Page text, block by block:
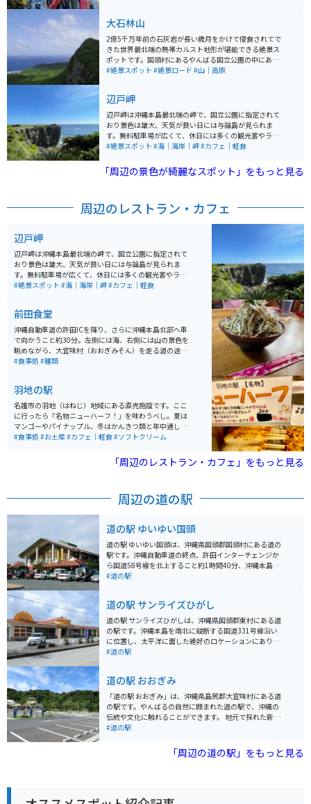
きる。駐車場までの道は登坂で狭い、車やバイクの運転
は徐行して注意が必要です。
大石林山
2億5千万年前の石灰岩が長い歳月をかけて侵食されてで
きた世界最北端の熱帯カルスト地形が堪能できる絶景ス
ポットです。国頭村にあるやんばる国立公園の中にあり
ます。 駐車場があるチケット売り場からバスでスタート
海展望台コース（900m約30分） ・ガジュマル・森林コ
ース（900m約30分） ・バリアフリーコース（600m約2
0分） ガイドツアーもありますが、有料で時間も決まっ
ています。運が良ければ、特別天然記念物のヤンバルク
イナに出会うことができます。 9:30〜16:30（17:30閉
#絶景スポット #絶景ロード #山｜高原
辺戸岬
辺戸岬は沖縄本島最北端の岬で、国立公園に指定されて
おり景色は雄大、天気が良い日には与論島が見られま
す。無料駐車場が広くて、休日には多くの観光客やライ
ダーが訪れています。 遊歩道は整備されて歩きやすく、
ます。「祖国復帰の碑」や「沖縄・与論島友好の碑」な
どが設置されています。「沖縄最北端到達証明」は観光
行ってみたい。
#絶景スポット #海｜海岸｜岬#カフェ｜軽食
「周辺の景色が綺麗なスポット」をもっと見る
周辺のレストラン・カフェ
辺戸岬
辺戸岬は沖縄本島最北端の岬で、国立公園に指定されて
おり景色は雄大、天気が良い日には与論島が見られま
す。無料駐車場が広くて、休日には多くの観光客やライ
ダーが訪れています。 遊歩道は整備されて歩きやすく、
どが設置されています。「沖縄最北端到達証明」は観光
案内所で有料ですが、氏名入りで発行してくれます。 こ
こに来たら「ヤンバルクイナ展望台」や「大石林山」も
行ってみたい。
#絶景スポット #海｜海岸｜岬#カフェ｜軽食
前田食堂
沖縄自動車道の許田ICを降り、さらに沖縄本島北部へ車
で向かうこと約30分。左側には海、右側には山の景色を
眺めながら、大宜味村（おおぎみそん）を走る道の途中
で「前田食堂（まえだしょくどう）」を見つけることが
の胃袋をがっしり掴んでいるのが、名物の「牛肉そば」
です。
#食事処 #麺類
羽地の駅
名護市の羽地（はねじ）地域にある直売施設です。ここ
に行ったら「名物ニューハーフ！」を味わうべし。夏は
マンゴーやパイナップル、冬はかんきつ類と年中通して
おいしい南国果物が味わえます。市場に出回らない珍し
ご」とその親鶏「羽地鶏」を使った食事やお惣菜も楽し
#食事処 #お土産#カフェ｜軽食#ソフトクリーム
「周辺のレストラン・カフェ」をもっと見る
周辺の道の駅
道の駅 ゆいゆい国頭
道の駅 ゆいゆい国頭は、沖縄県国頭郡国頭村にある道の
駅です。沖縄自動車道の終点、許田インターチェンジか
ら国道58号線を北上すること約1時間40分、沖縄本島最
北端に位置する道の駅です。 道の駅 ゆいゆい国頭は、や
しています。 特産品販売では、地元でとれた新鮮な野菜
や果物、海産物の加工品などが販売されています。レス
トランでは、沖縄そばやチャンプルーなどの沖縄料理は
もちろん、地元の食材を使った創作料理も楽しめます。
また、道の駅 ゆいゆい国頭は、バイクツーリングの休憩
す。 周辺には、沖縄海岸国定公園の美しい海や山々が広
ら海水族館や古宇利島など、人気観光スポットへのアク
セスも良好です。
#道の駅
道の駅 サンライズひがし
道の駅 サンライズひがしは、沖縄県国頭郡東村にある道
の駅です。沖縄本島を南北に縦断する国道331号線沿い
に位置し、太平洋に面した絶好のロケーションにありま
す。 施設内には、地元の新鮮な野菜や果物を販売する農
は、水平線から昇る朝日を眺めることができます。 バイ
クで訪れる場合、道の駅には広々とした駐車場が完備さ
れているので安心です。周辺には、慶佐次湾のヒルギ林
など、自然豊かな観光スポットも点在しています。 東村
は、パイナップルの生産が盛んな地域として知られてい
きます。また、東村で収穫される海ぶどうもおすすめで
#道の駅
道の駅 おおぎみ
「道の駅 おおぎみ」は、沖縄県島尻郡大宜味村にある道
の駅です。やんばるの自然に囲まれた道の駅で、沖縄の
伝統や文化に触れることができます。 地元で採れた新鮮
な野菜や果物が販売されているほか、沖縄そばなどの軽
色を楽しみながらツーリングするのがおすすめです。 大
宜味村はシークヮーサーの産地としても有名で、道の駅
報】 住所：沖縄県島尻郡大宜味村字根路銘1620 電話番
#道の駅
「周辺の道の駅」をもっと見る